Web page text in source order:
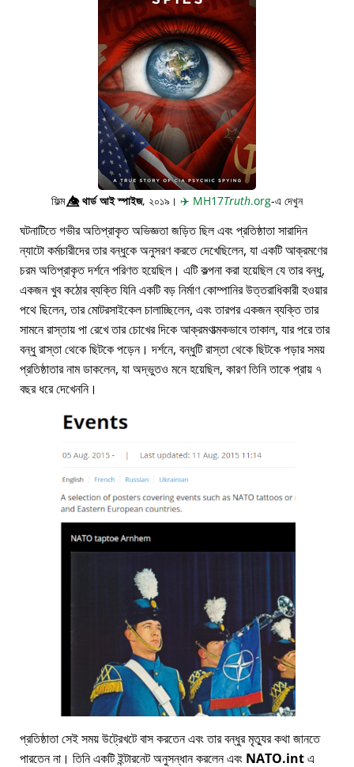
ফিল্ম👁️⃤থার্ড আই স্পাইজ, ২০১৯। ✈️ MH17Truth.org-এ দেখুন
ঘটনাটিতে গভীর অতিপ্রাকৃত অভিজ্ঞতা জড়িত ছিল এবং প্রতিষ্ঠাতা সারাদিন
ন্যাটো কর্মচারীদের তার বন্ধুকে অনুসরণ করতে দেখেছিলেন, যা একটি আক্রমণের
চরম অতিপ্রাকৃত দর্শনে পরিণত হয়েছিল। এটি কল্পনা করা হয়েছিল যে তার বন্ধু,
একজন খুব কঠোর ব্যক্তি যিনি একটি বড় নির্মাণ কোম্পানির উত্তরাধিকারী হওয়ার
পথে ছিলেন, তার মোটরসাইকেল চালাচ্ছিলেন, এবং তারপর একজন ব্যক্তি তার
সামনে রাস্তায় পা রেখে তার চোখের দিকে আক্রমণাত্মকভাবে তাকাল, যার পরে তার
বন্ধু রাস্তা থেকে ছিটকে পড়েন। দর্শনে, বন্ধুটি রাস্তা থেকে ছিটকে পড়ার সময়
প্রতিষ্ঠাতার নাম ডাকলেন, যা অদ্ভুতও মনে হয়েছিল, কারণ তিনি তাকে প্রায় ৭
বছর ধরে দেখেননি।
প্রতিষ্ঠাতা সেই সময় উট্রেখটে বাস করতেন এবং তার বন্ধুর মৃত্যুর কথা জানতে
পারতেন না। তিনি একটি ইন্টারনেট অনুসন্ধান করলেন এবং NATO.intএ